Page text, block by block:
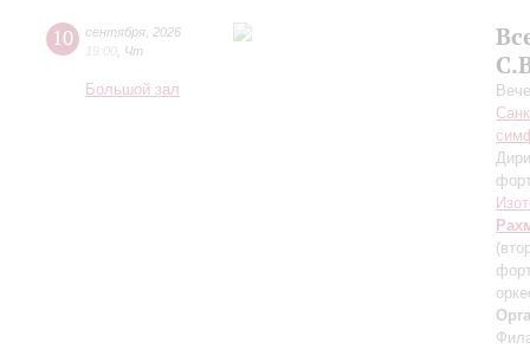
10 сентября 2026
19:00 Чт
Большой зал